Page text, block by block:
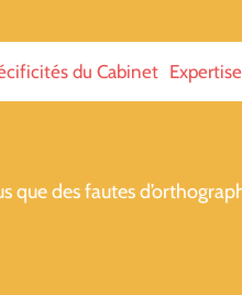
du Cabinet
que des fautes